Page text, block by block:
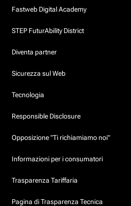
Fastweb Digital Academy
STEP FuturAbility District
Diventa partner
Sicurezza sul Web
Tecnologia
Responsible Disclosure
Opposizione "Ti richiamiamo noi"
Informazioni per i consumatori
Trasparenza Tariffaria
Pagina di Trasparenza Tecnica